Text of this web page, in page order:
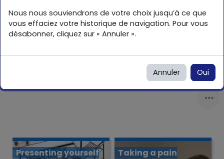
Presenting yourself
Taking a pain
Nous nous souviendrons de votre choix jusqu’à ce que
vous effaciez votre historique de navigation. Pour vous
désabonner, cliquez sur « Annuler ».
Annuler Oui